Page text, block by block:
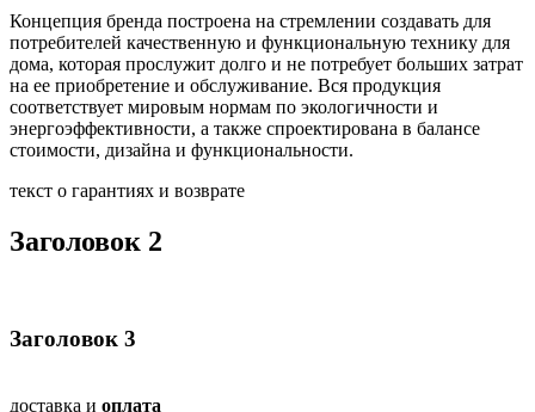
Концепция бренда построена на стремлении создавать для
потребителей качественную и функциональную технику для
дома, которая прослужит долго и не потребует больших затрат
на ее приобретение и обслуживание. Вся продукция
соответствует мировым нормам по экологичности и
энергоэффективности, а также спроектирована в балансе
стоимости, дизайна и функциональности.
текст о гарантиях и возврате
Заголовок 2
Заголовок 3
доставка и оплата